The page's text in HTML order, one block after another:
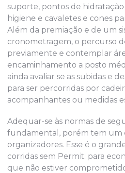
suporte, pontos de
higiene e cavaletes e cones
Além da premiação e de um
cronometragem, o percurso
previamente e contemplar
encaminhamento a posto
ainda avaliar se as subidas e
para ser percorridas por
acompanhantes ou medidas
Adequar-se às normas de
fundamental, porém tem um
organizadores. Esse é o
corridas sem Permit: para
que não estiver